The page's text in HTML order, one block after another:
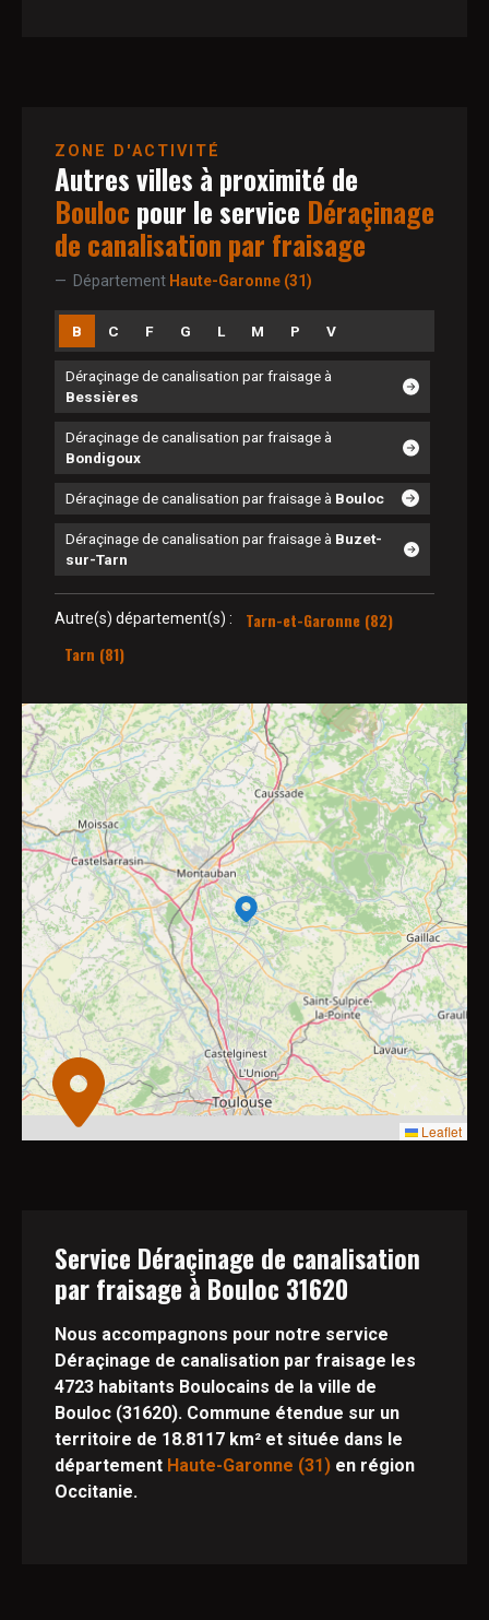
ZONE D'ACTIVITÉ
Autres villes à proximité de
Bouloc pour le service Déraçinage
de canalisation par fraisage
Département Haute-Garonne (31)
B C F G L M P V
Déraçinage de canalisation par fraisage à
Bessières
Déraçinage de canalisation par fraisage à
Bondigoux
Déraçinage de canalisation par fraisage à Bouloc
Déraçinage de canalisation par fraisage à Buzet-
sur-Tarn
Autre(s) département(s) :
Tarn-et-Garonne (82)
Tarn (81)
2
2
2
2
2
3
3
6
6
9
7
8
4
11
10
Leaflet
Service Déraçinage de canalisation
par fraisage à Bouloc 31620
Nous accompagnons pour notre service
Déraçinage de canalisation par fraisage les
4723 habitants Boulocains de la ville de
Bouloc (31620). Commune étendue sur un
territoire de 18.8117 km² et située dans le
département Haute-Garonne (31) en région
Occitanie.